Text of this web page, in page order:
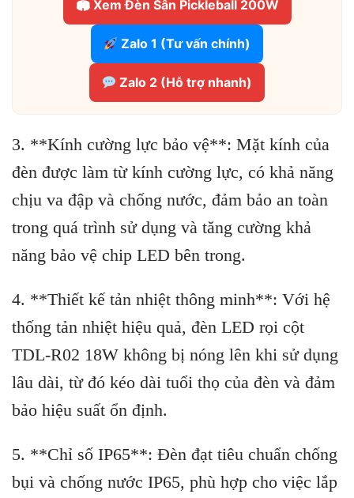
🏟 Xem Đèn Sân Pickleball 200W
Zalo 1 (Tư vấn chính)
Zalo 2 (Hỗ trợ nhanh)
3. **Kính cường lực bảo vệ**: Mặt kính của
đèn được làm từ kính cường lực, có khả năng
chịu va đập và chống nước, đảm bảo an toàn
trong quá trình sử dụng và tăng cường khả
năng bảo vệ chip LED bên trong.
4. **Thiết kế tản nhiệt thông minh**: Với hệ
thống tản nhiệt hiệu quả, đèn LED rọi cột
TDL-R02 18W không bị nóng lên khi sử dụng
lâu dài, từ đó kéo dài tuổi thọ của đèn và đảm
bảo hiệu suất ổn định.
5. **Chỉ số IP65**: Đèn đạt tiêu chuẩn chống
bụi và chống nước IP65, phù hợp cho việc lắp